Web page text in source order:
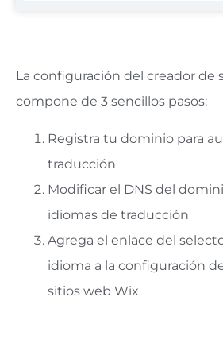
La configuración del creador de
compone de 3 sencillos pasos:
Registra tu dominio para
traducción
Modificar el DNS del
idiomas de traducción
Agrega el enlace del
idioma a la configuración
sitios web Wix